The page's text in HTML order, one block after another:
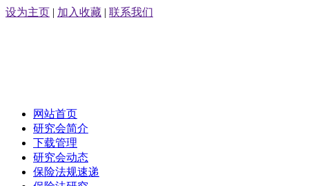
设为主页 | 加入收藏 | 联系我们
网站首页
研究会简介
下载管理
研究会动态
保险法规速递